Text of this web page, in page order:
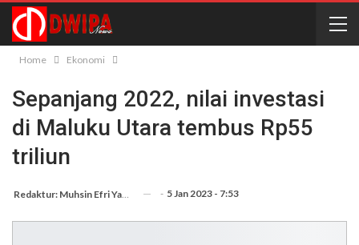
Home Ekonomi
Sepanjang 2022, nilai investasi
di Maluku Utara tembus Rp55
triliun
- 5 Jan 2023 - 7:53